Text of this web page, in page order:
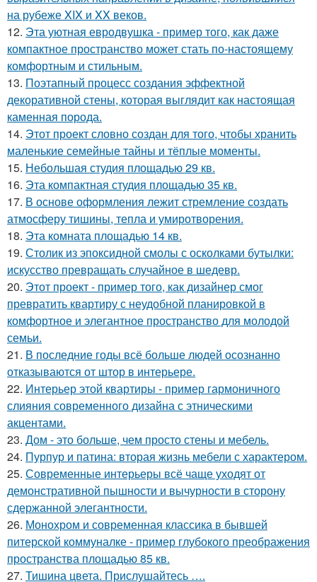
на рубеже XIX и XX веков.
12. Эта уютная евродвушка - пример того, как даже
компактное пространство может стать по-настоящему
комфортным и стильным.
13. Поэтапный процесс создания эффектной
декоративной стены, которая выглядит как настоящая
каменная порода.
14. Этот проект словно создан для того, чтобы хранить
маленькие семейные тайны и тёплые моменты.
15. Небольшая студия площадью 29 кв.
16. Эта компактная студия площадью 35 кв.
17. В основе оформления лежит стремление создать
атмосферу тишины, тепла и умиротворения.
18. Эта комната площадью 14 кв.
19. Столик из эпоксидной смолы с осколками бутылки:
искусство превращать случайное в шедевр.
20. Этот проект - пример того, как дизайнер смог
превратить квартиру с неудобной планировкой в
комфортное и элегантное пространство для молодой
семьи.
21. В последние годы всё больше людей осознанно
отказываются от штор в интерьере.
22. Интерьер этой квартиры - пример гармоничного
слияния современного дизайна с этническими
акцентами.
23. Дом - это больше, чем просто стены и мебель.
24. Пурпур и патина: вторая жизнь мебели с характером.
25. Современные интерьеры всё чаще уходят от
демонстративной пышности и вычурности в сторону
сдержанной элегантности.
26. Монохром и современная классика в бывшей
питерской коммуналке - пример глубокого преображения
пространства площадью 85 кв.
27. Тишина цвета. Прислушайтесь ….